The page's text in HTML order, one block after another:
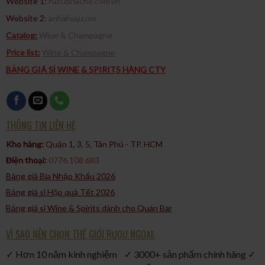
3. Gợi ý thưởng thức
Rượu Chivas 24 Hộp Quà Tết 2025 lý tưởng để thưởng thức
rượu, giúp mở ra các tầng hương vị phức tạp. Ngoài ra, bạn
cũng có thể thử kết hợp với đá để tạo nên cảm giác tươi mát,
Website 2: anhahuy.com
Catalog: Wine & Champagne
Price list: Wine & Champagne
BẢNG GIÁ SỈ WINE & SPIRITS HÀNG CTY
THÔNG TIN LIÊN HỆ
Kho hàng: Quận 1, 3, 5, Tân Phú - TP. HCM​
Điện thoại: 0776 108 683
Bảng giá Bia Nhập Khẩu 2026
Bảng giá sỉ Hộp quà Tết 2026
Bảng giá sỉ Wine & Spirits dành cho Quán Bar
VÌ SAO NÊN CHỌN THẾ GIỚI RƯỢU NGOẠI:
✓ Hơn 10 năm kinh nghiệm ✓ 3000+ sản phẩm chính hãng ✓